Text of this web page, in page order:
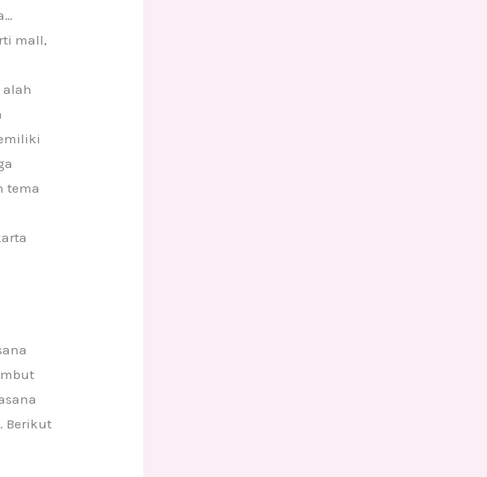
mall,
alah
tema
Berikut